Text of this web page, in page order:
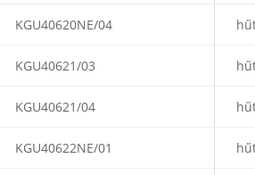
KGU40620NE/04
KGU40621/03
KGU40621/04
KGU40622NE/01